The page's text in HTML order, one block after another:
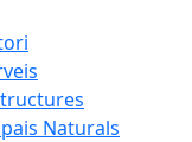
Naturals